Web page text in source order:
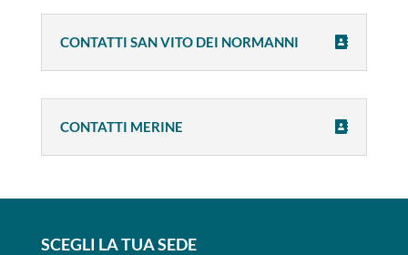
CONTATTI SAN VITO DEI NORMANNI
CONTATTI MERINE
SCEGLI LA TUA SEDE